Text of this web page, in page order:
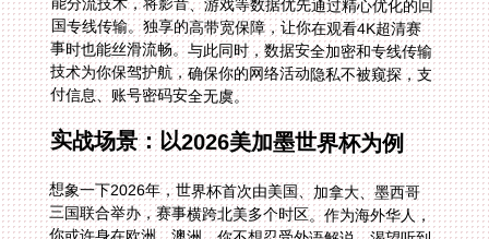
付信息、账号密码安全无虞。
实战场景：以2026美加墨世界杯为例
想象一下2026年，世界杯首次由美国、加拿大、墨西哥
三国联合举办，赛事横跨北美多个时区。作为海外华人，
你或许身在欧洲、澳洲。你不想忍受外语解说，渴望听到
中文解说员激情澎湃的点评。你提前在手机和电脑上安装